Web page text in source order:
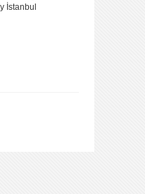
İstanbul